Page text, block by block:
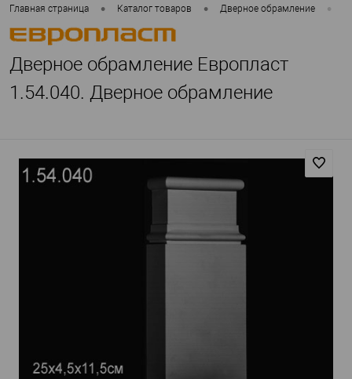
Главная страница • Каталог товаров • Дверное обрамление •
Дверное обрамление Европласт
1.54.040. Дверное обрамление